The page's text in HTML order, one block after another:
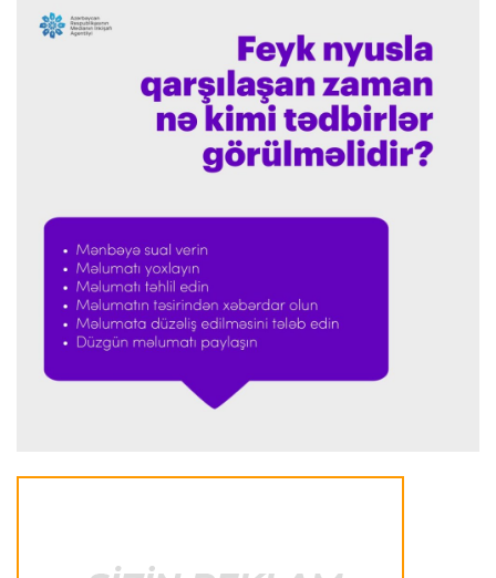
Donald Trampın oğlu Enes Kanterin WNBA
planını dəstəklədi
“Ferrari”nin məni necə təhlil etdiyini görəndə
şoka düşdüm”
Formula-1 23:18 08.08.2026
“Ferrari”nin sabiq mühəndisi Həmiltonu
Şumaxerlə müqayisə etdi